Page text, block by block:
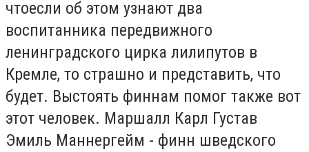
чтоесли об этом узнают два
воспитанника передвижного
ленинградского цирка лилипутов в
Кремле, то страшно и представить, что
будет. Выстоять финнам помог также вот
этот человек. Маршалл Карл Густав
Эмиль Маннергейм - финн шведского